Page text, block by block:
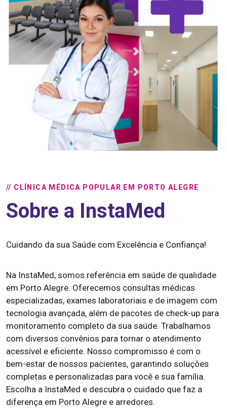
// CLÍNICA MÉDICA POPULAR EM PORTO ALEGRE
Sobre a InstaMed
Cuidando da sua Saúde com Excelência e Confiança!
Na InstaMed, somos referência em saúde de qualidade
em Porto Alegre. Oferecemos consultas médicas
especializadas, exames laboratoriais e de imagem com
tecnologia avançada, além de pacotes de check-up para
monitoramento completo da sua saúde. Trabalhamos
com diversos convênios para tornar o atendimento
acessível e eficiente. Nosso compromisso é com o
bem-estar de nossos pacientes, garantindo soluções
completas e personalizadas para você e sua família.
Escolha a InstaMed e descubra o cuidado que faz a
diferença em Porto Alegre e arredores.